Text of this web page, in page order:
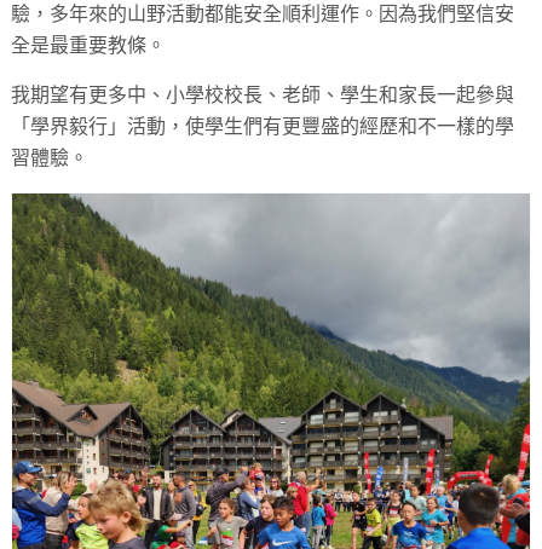
驗，多年來的山野活動都能安全順利運作。因為我們堅信安
全是最重要教條。
我期望有更多中、小學校校長、老師、學生和家長一起參與
「學界毅行」活動，使學生們有更豐盛的經歷和不一樣的學
習體驗。